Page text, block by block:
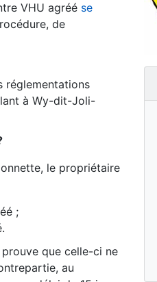
VHU agréé se
de
réglementations
à Wy-dit-Joli-
le propriétaire
;
que celle-ci ne
au